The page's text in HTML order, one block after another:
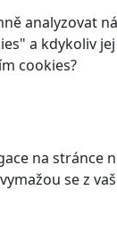
analyzovat
a kdykoliv
cookies?
na stránce
se z